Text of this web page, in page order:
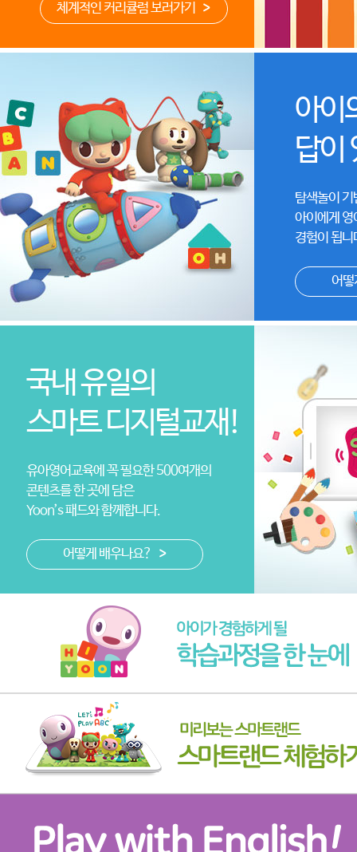
체계적인 커리큘럼 보러가기
아이
답이
탐색놀이
아이에게 영
경험이 됩니
어떻
국내 유일의
스마트 디지털교재!
유아영어교육에 꼭 필요한 500여개의
콘텐츠를 한 곳에 담은
Yoon’s 패드와 함께합니다.
어떻게 배우나요?